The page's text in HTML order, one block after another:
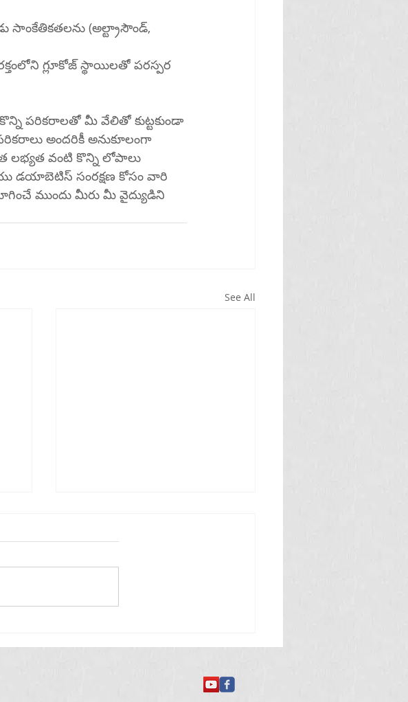
పరికరాలతో మీ వేలితో కుట్టకుండా
అందరికీ అనుకూలంగా
లభ్యత వంటి కొన్ని లోపాలు
డయాబెటిస్ సంరక్షణ కోసం వారి
ముందు మీరు మీ వైద్యుడిని
See All
మెదడు తినే అమీబా వ్యాధి